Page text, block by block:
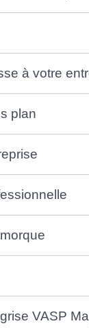
à votre
plan
VASP